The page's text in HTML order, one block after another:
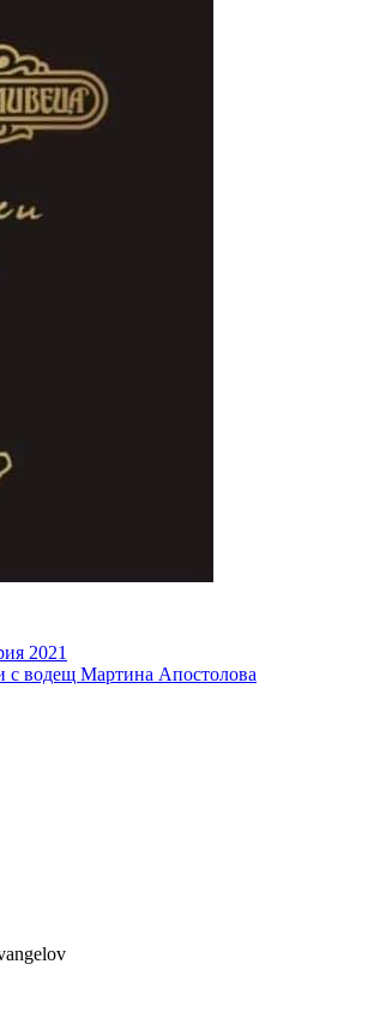
2021
с водещ Мартина Апостолова